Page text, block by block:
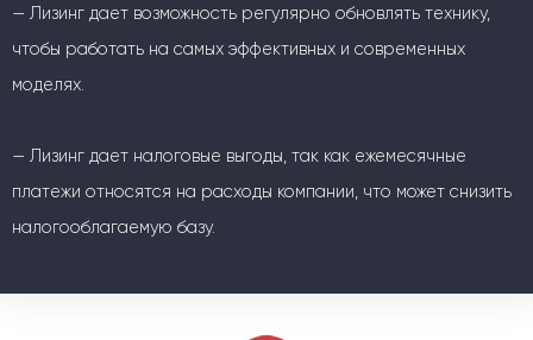
— Лизинг дает возможность регулярно обновлять технику,
чтобы работать на самых эффективных и современных
моделях.
— Лизинг дает налоговые выгоды, так как ежемесячные
платежи относятся на расходы компании, что может снизить
налогооблагаемую базу.